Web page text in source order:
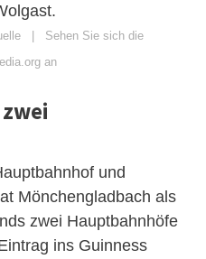
| Sehen Sie sich die
an
und
Mönchengladbach als
zwei Hauptbahnhöfe
ins Guinness